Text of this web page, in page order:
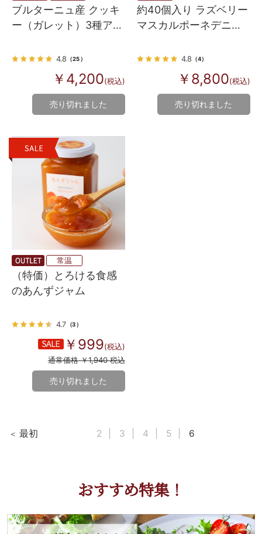
ブルターニュ産 クッキ
ー（ガレット）3種アソ
ー）
4.8 （25）
￥4,200(税込)
売り切れました
約40個入り ラズベリー
マスカルポーネデニッ
4.8 （4）
￥8,800(税込)
売り切れました
常温
（特価）とろける食感
のあんずジャム
4.7 （3）
￥999(税込)
通常価格 ￥1,940 税込
売り切れました
最初 2 3 4 5 6
おすすめ特集！